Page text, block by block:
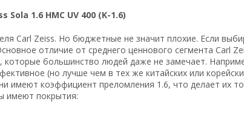
1.6 HMC UV 400 (K-1.6)
Carl Zeiss. Но бюджетные не значит плохие. Если
отличие от среднего ценнового сегмента Carl
которые большинство людей даже не замечает.
(но лучше чем в тех же китайских или
имеют коэффициент преломления 1.6, что делает их
имеют покрытия: